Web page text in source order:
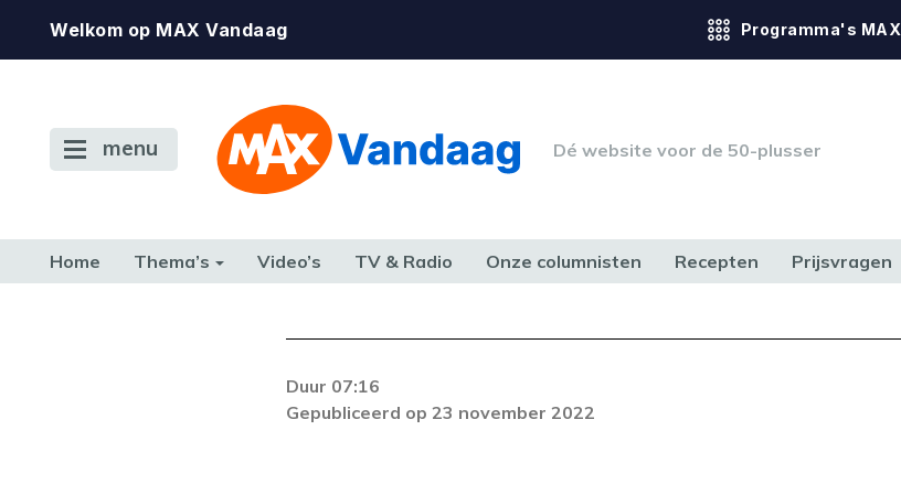
Welkom op MAX Vandaag Programma's MAX
menu Dé website voor de 50-plusser
Home Thema’s Video’s TV & Radio Onze columnisten Recepten Prijsvragen
De gewenste stream is op dit moment niet
beschikbaar. Als het probleem zich blijft voordoen,
Duur 07:16
Gepubliceerd op 23 november 2022